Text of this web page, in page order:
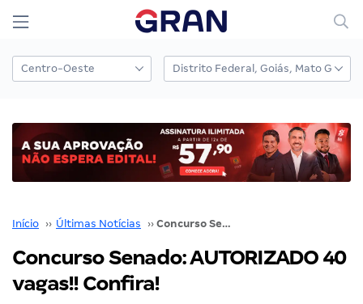
Início ›› Últimas Notícias ›› Concurso Senado: AUTORIZADO 40 vagas!! Confira!
Concurso Senado: AUTORIZADO 40
vagas!! Confira!